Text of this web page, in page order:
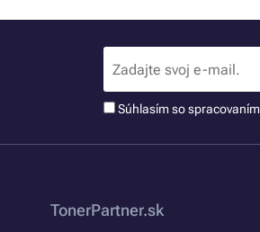
Súhlasím so spracovaním
TonerPartner.sk